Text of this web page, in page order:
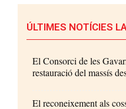
ÚLTIMES NOTÍCIES
El Consorci de les
restauració del massís
El reconeixement als